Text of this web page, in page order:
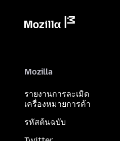
Mozilla
รายงานการละเมิด
เครื่องหมายการค้า
รหัสต้นฉบับ